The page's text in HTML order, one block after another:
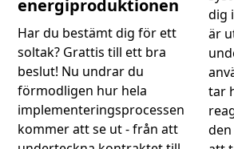
energiproduktionen
Har du bestämt dig för ett
soltak? Grattis till ett bra
beslut! Nu undrar du
förmodligen hur hela
implementeringsprocessen
kommer att se ut - från att
dig
är
tar